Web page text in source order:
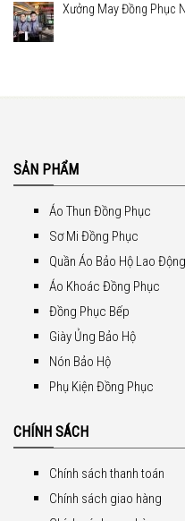
Xưởng May Đồng Phục
SẢN PHẨM
Áo Thun Đồng Phục
Sơ Mi Đồng Phục
Quần Áo Bảo Hộ Lao Động
Áo Khoác Đồng Phục
Đồng Phục Bếp
Giày Ủng Bảo Hộ
Nón Bảo Hộ
Phụ Kiện Đồng Phục
CHÍNH SÁCH
Chính sách thanh toán
Chính sách giao hàng